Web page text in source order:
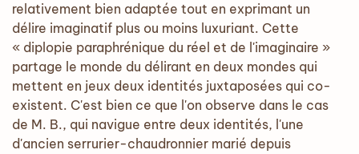
relativement bien adaptée tout en exprimant un
délire imaginatif plus ou moins luxuriant. Cette
« diplopie paraphrénique du réel et de l'imaginaire »
partage le monde du délirant en deux mondes qui
mettent en jeux deux identités juxtaposées qui co-
existent. C'est bien ce que l'on observe dans le cas
de M. B., qui navigue entre deux identités, l'une
d'ancien serrurier-chaudronnier marié depuis